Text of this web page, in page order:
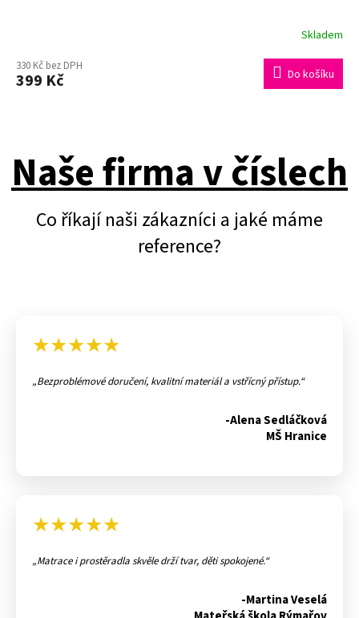
hodnocení
5,0
z
hvězdiček.
Skladem
330 Kč bez DPH
399 Kč Do košíku
Naše firma v číslech
Co říkají naši zákazníci a jaké máme
reference?
★★★★★
Bezproblémové doručení, kvalitní materiál a vstřícný přístup.
-Alena Sedláčková
MŠ Hranice
★★★★★
Matrace i prostěradla skvěle drží tvar, děti spokojené.
-Martina Veselá